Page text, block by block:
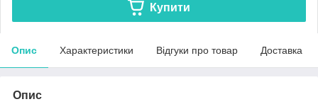
Купити
Опис Характеристики Відгуки про товар Доставка
Опис